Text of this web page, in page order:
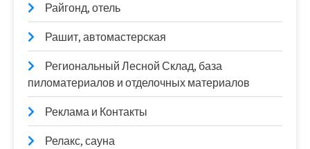
Райгонд, отель
Рашит, автомастерская
Региональный Лесной Склад, база
пиломатериалов и отделочных материалов
Реклама и Контакты
Релакс, сауна